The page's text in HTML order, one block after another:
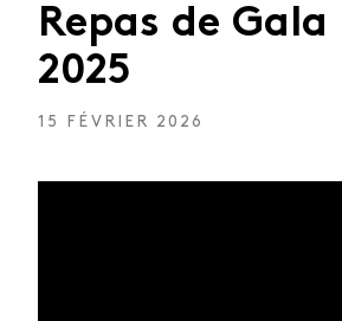
Repas de Gala
2025
15 FÉVRIER 2026